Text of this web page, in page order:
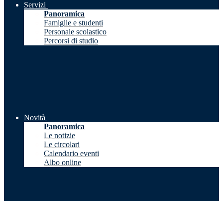
Servizi
Panoramica
Famiglie e studenti
Personale scolastico
Percorsi di studio
Novità
Panoramica
Le notizie
Le circolari
Calendario eventi
Albo online